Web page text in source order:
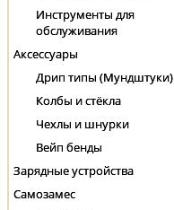
Инструменты для
обслуживания
Аксессуары
Дрип типы (Мундштуки)
Колбы и стёкла
Чехлы и шнурки
Вейп бенды
Зарядные устройства
Самозамес